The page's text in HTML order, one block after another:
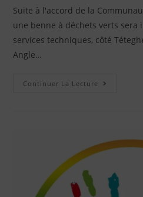
Suite à l'accord de la
une benne à déchets verts sera
services techniques, côté
Angle…
Continuer La Lecture